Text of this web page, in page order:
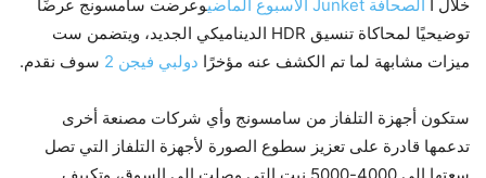
خلال أ الصحافة Junket الأسبوع الماضي
وعرضت سامسونج عرضًا
توضيحيًا لمحاكاة تنسيق HDR الديناميكي الجديد، ويتضمن ست
ميزات مشابهة لما تم الكشف عنه مؤخرًا دولبي فيجن 2 سوف نقدم.
ستكون أجهزة التلفاز من سامسونج وأي شركات مصنعة أخرى
تدعمها قادرة على تعزيز سطوع الصورة لأجهزة التلفاز التي تصل
سعتها إلى 4000-5000 نيت التي وصلت إلى السوق، وتكييف